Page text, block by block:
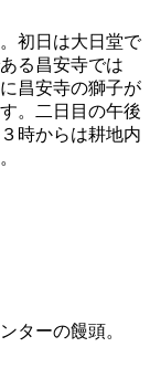
初日は大日堂で
る昌安寺では
昌安寺の獅子が
。二日目の午後
時からは耕地内
ターの饅頭。